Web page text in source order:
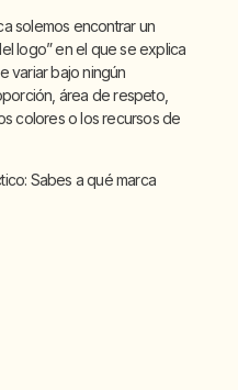
solemos encontrar un
logo” en el que se explica
variar bajo ningún
área de respeto,
colores o los recursos de
Sabes a qué marca